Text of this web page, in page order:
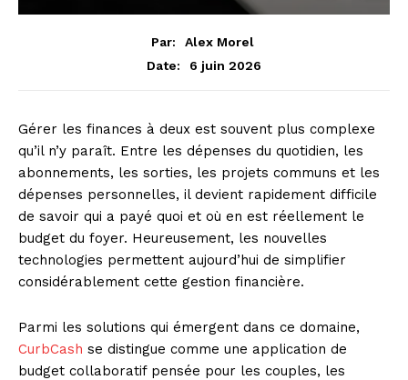
Par:
Alex Morel
Date:
6 juin 2026
Gérer les finances à deux est souvent plus complexe
qu’il n’y paraît. Entre les dépenses du quotidien, les
abonnements, les sorties, les projets communs et les
dépenses personnelles, il devient rapidement difficile
de savoir qui a payé quoi et où en est réellement le
budget du foyer. Heureusement, les nouvelles
technologies permettent aujourd’hui de simplifier
considérablement cette gestion financière.
Parmi les solutions qui émergent dans ce domaine,
CurbCash se distingue comme une application de
budget collaboratif pensée pour les couples, les